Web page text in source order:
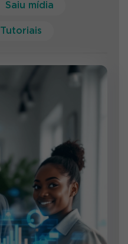
Saiu mídia
Tutoriais